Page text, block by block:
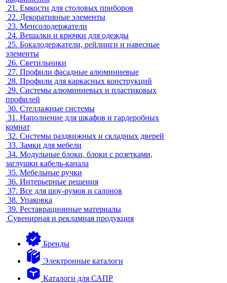
21. Емкости для столовых приборов
22. Декоративные элементы
23. Менсолодержатели
24. Вешалки и крючки для одежды
25. Бокалодержатели, рейлинги и навесные
элементы
26. Светильники
27. Профили фасадные алюминиевые
28. Профили для каркасных конструкций
29. Системы алюминиевых и пластиковых
профилей
30. Стеллажные системы
31. Наполнение для шкафов и гардеробных
комнат
32. Системы раздвижных и складных дверей
33. Замки для мебели
34. Модульные блоки, блоки с розетками,
заглушки кабель-канала
35. Мебельные ручки
36. Интерьерные решения
37. Все для шоу-румов и салонов
38. Упаковка
39. Реставрационные материалы
Сувенирная и рекламная продукция
Бренды
Электронные каталоги
Каталоги для САПР